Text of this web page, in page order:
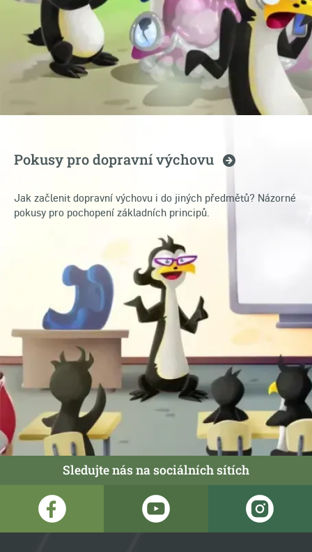
Pokusy pro dopravnívýchovu
Jak začlenit dopravní výchovu i do jiných předmětů? Názorné
pokusy pro pochopení základních principů.
Sledujte nás na sociálních sítích